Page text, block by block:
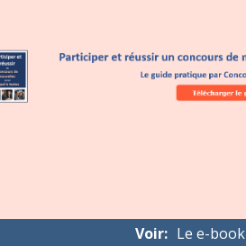
Voir: Le e-book